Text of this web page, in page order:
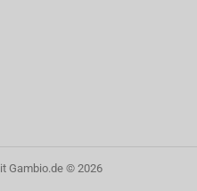
Gambio.de © 2026